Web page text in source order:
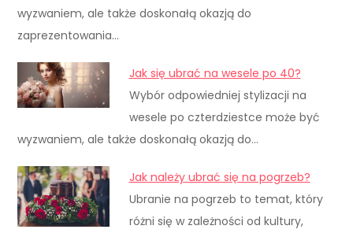
wyzwaniem, ale także doskonałą okazją do
zaprezentowania…
Jak się ubrać na wesele po 40?
Wybór odpowiedniej stylizacji na
wesele po czterdziestce może być
wyzwaniem, ale także doskonałą okazją do…
Jak należy ubrać się na pogrzeb?
Ubranie na pogrzeb to temat, który
różni się w zależności od kultury,